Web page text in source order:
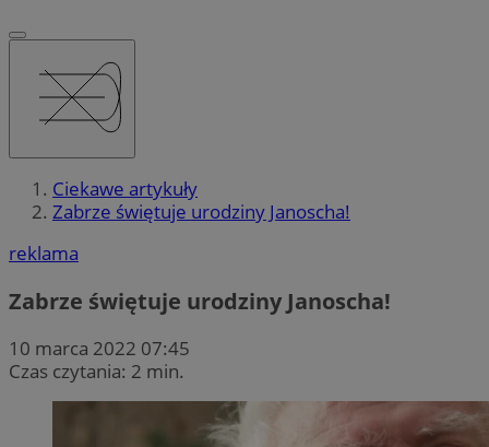
Ciekawe artykuły
Zabrze świętuje urodziny Janoscha!
reklama
Zabrze świętuje urodziny Janoscha!
10 marca 2022 07:45
Czas czytania: 2 min.